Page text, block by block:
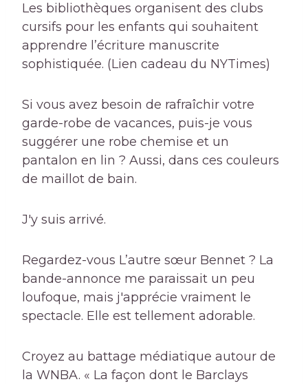
Les bibliothèques organisent des clubs
cursifs pour les enfants qui souhaitent
apprendre l’écriture manuscrite
sophistiquée. (Lien cadeau du NYTimes)
Si vous avez besoin de rafraîchir votre
garde-robe de vacances, puis-je vous
suggérer une robe chemise et un
pantalon en lin ? Aussi, dans ces couleurs
de maillot de bain.
J'y suis arrivé.
Regardez-vous L’autre sœur Bennet ? La
bande-annonce me paraissait un peu
loufoque, mais j'apprécie vraiment le
spectacle. Elle est tellement adorable.
Croyez au battage médiatique autour de
la WNBA. « La façon dont le Barclays